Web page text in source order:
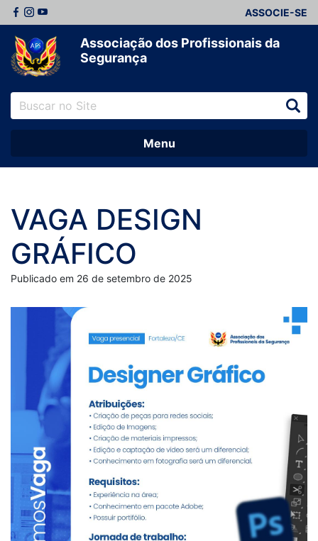
ASSOCIE-SE
Associação dos Profissionais da
Segurança
Menu
VAGA DESIGN
GRÁFICO
Publicado em 26 de setembro de 2025